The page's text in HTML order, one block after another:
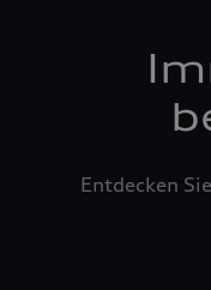
Entdecken